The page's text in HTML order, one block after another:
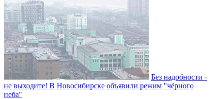
Без надобности -
не выходите! В Новосибирске объявили режим "чёрного
неба"